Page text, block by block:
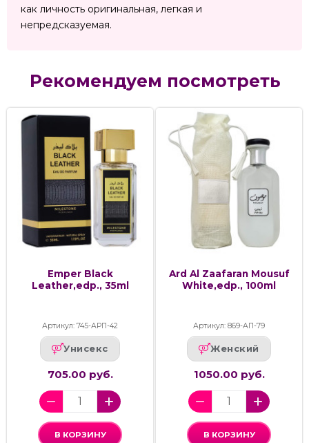
как личность оригинальная, легкая и
непредсказуемая.
Рекомендуем посмотреть
Emper Black
Leather,edp., 35ml
Артикул: 745-АРП-42
Унисекс
705.00 руб.
В КОРЗИНУ
Ard Al Zaafaran Mousuf
White,edp., 100ml
Артикул: 869-АП-79
Женский
1050.00 руб.
В КОРЗИНУ